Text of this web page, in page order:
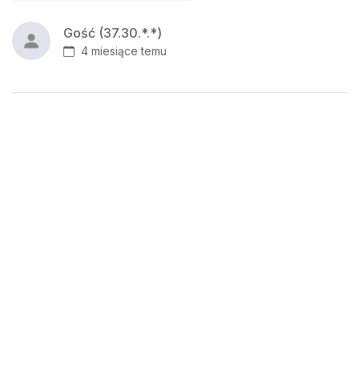
Gość (37.30.*.*)
4 miesiące temu